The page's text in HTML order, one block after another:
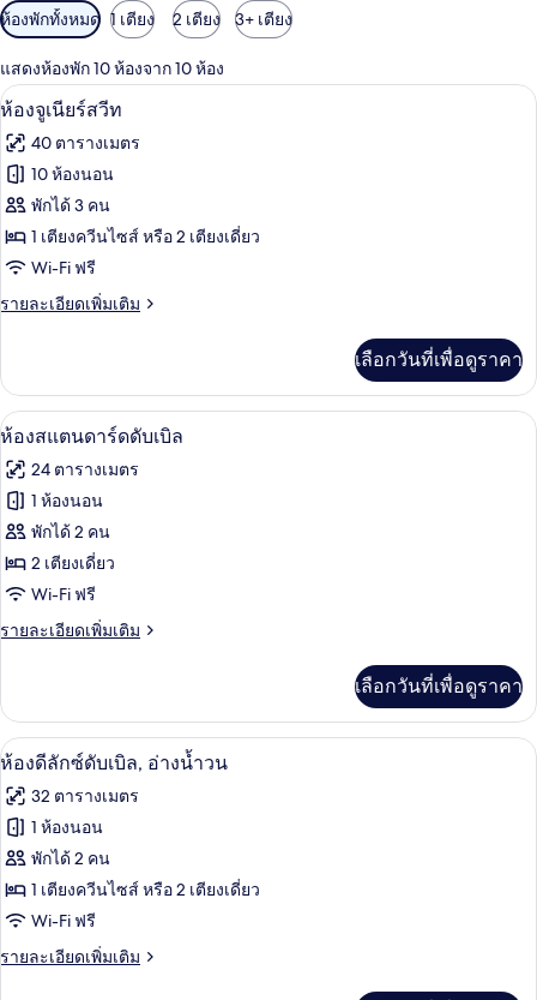
ตัว
กรอง
ที่
มี
ให้
สำหรับ
ห้อง
พัก
ห้องพักทั้งหมด 1 เตียง 2 เตียง 3+ เตียง
แสดงห้องพัก 10 ห้องจาก 10 ห้อง
เปิด
ภาพถ่าย
ทั้งหมด
ของ
ห้อง
จู
เนียร์
ห้องจูเนียร์สวีท | มินิบาร์, ตู้นิรภัยในห้
10
ห้องจูเนียร์สวีท
40 ตารางเมตร
10 ห้องนอน
พักได้ 3 คน
1 เตียงควีนไซส์ หรือ 2 เตียงเดี่ยว
Wi-Fi ฟรี
รายละเอียดเพิ่มเติม
ราย
เกี่ยว
กับ
ห้อง
เนียร์
สวี
ท
เลือกวันที่เพื่อดูราคา
เปิด
ภาพถ่าย
ทั้งหมด
ของ
ห้อง
สแตนดาร์ด
ดับเบิล
มินิบาร์, ตู้นิรภัยในห้องพัก, โต๊ะทำงา
6
ห้องสแตนดาร์ดดับเบิล
24 ตารางเมตร
1 ห้องนอน
พักได้ 2 คน
2 เตียงเดี่ยว
Wi-Fi ฟรี
รายละเอียดเพิ่มเติม
ราย
เกี่ยว
กับ
ห้อง
ดับเบิล
เลือกวันที่เพื่อดูราคา
เปิด
ภาพถ่าย
ทั้งหมด
ของ
ห้อง
ดี
ลัก
ห้องดีลักซ์ดับเบิล, อ่างน้ำวน | มินิบาร์
8
ห้องดีลักซ์ดับเบิล, อ่างน้ำวน
32 ตารางเมตร
1 ห้องนอน
พักได้ 2 คน
1 เตียงควีนไซส์ หรือ 2 เตียงเดี่ยว
Wi-Fi ฟรี
รายละเอียดเพิ่มเติม
ราย